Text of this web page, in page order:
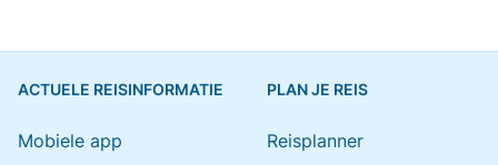
ACTUELE REISINFORMATIE
Mobiele app
PLAN JE REIS
Reisplanner